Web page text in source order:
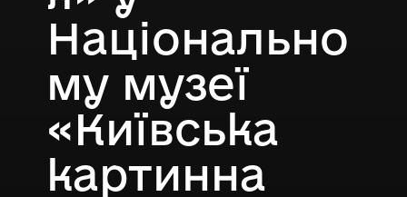
Національно
му музеї
«Київська
картинна